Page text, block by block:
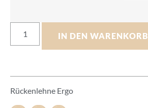
IN DEN WARENKORB
Rückenlehne Ergo